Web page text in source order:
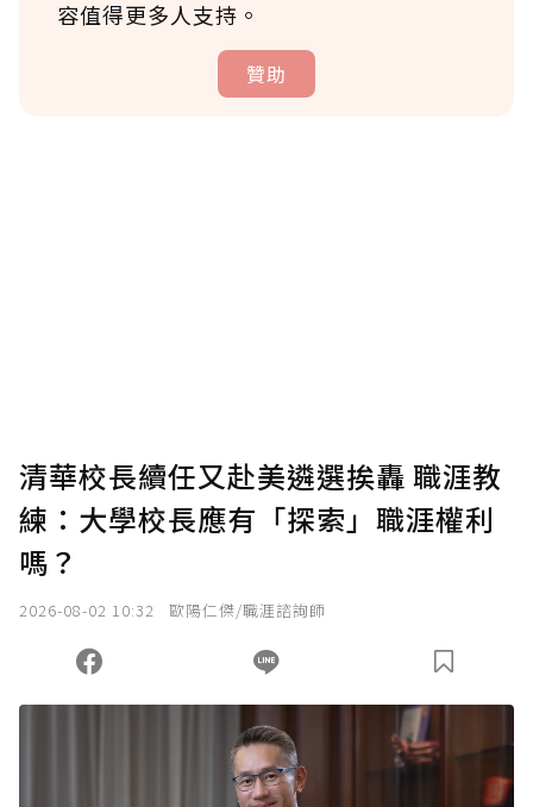
容值得更多人支持。
贊助
確認送出
您當前剩餘 U 利點數：0點；前往 購買點數
清華校長續任又赴美遴選挨轟 職涯教
練：大學校長應有「探索」職涯權利
嗎？
2026-08-02 10:32 歐陽仁傑/職涯諮詢師